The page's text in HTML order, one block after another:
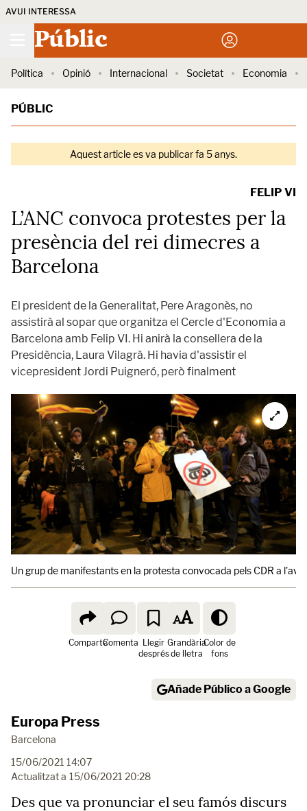
AVUI INTERESSA
Públic
Política Opinió Internacional Societat Economia
PÚBLIC
Aquest article es va publicar fa 5 anys.
FELIP VI
L’ANC convoca protestes per la
presència del rei dimecres a
Barcelona
El president de la Generalitat, Pere Aragonès, no
assistirà al sopar que organitza el Cercle d'Economia a
Barcelona amb Felip VI. Hi anirà la consellera de la
Presidència, Laura Vilagrà. Hi havia d'assistir el
vicepresident Jordi Puigneró, però finalment
Un grup de manifestants en la protesta convocada pels CDR a
ComparteComenta Llegir
després
Grandària
de lletra
Color de
fons
Añade Público a Google
Europa Press
Barcelona
15/06/2021 14:07
Actualitzat a 15/06/2021 20:28
Des que va pronunciar el seu famós discurs